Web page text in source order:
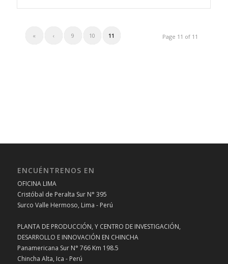
Page 11 of 11
« ‹ 9 10 11
ENCUÉNTRENOS EN
OFICINA LIMA
Cristóbal de Peralta Sur N° 395
Surco Valle Hermoso, Lima - Perú
PLANTA DE PRODUCCIÓN, Y CENTRO DE INVESTIGACIÓN,
DESARROLLO E INNOVACIÓN EN CHINCHA
Panamericana Sur N° 766 Km 198.5
Chincha Alta, Ica - Perú